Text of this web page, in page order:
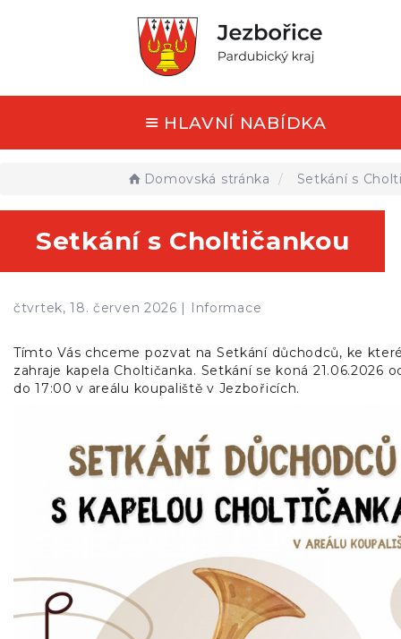
HLAVNÍ NABÍDKA
Domovská stránka Setkání s
Setkání s Choltičankou
čtvrtek, 18. červen 2026 | Informace
Tímto Vás chceme pozvat na Setkání důchodců, ke
zahraje kapela Choltičanka. Setkání se koná 21.06.2026
do 17:00 v areálu koupaliště v Jezbořicích.